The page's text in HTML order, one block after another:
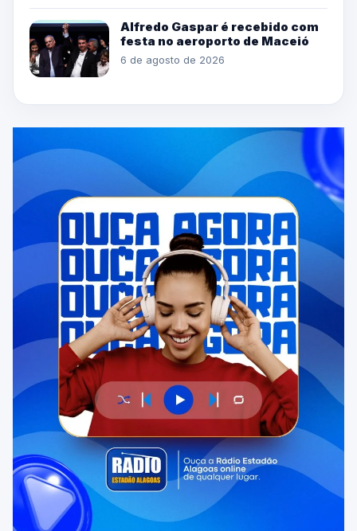
Alfredo Gaspar é recebido com
festa no aeroporto de Maceió
6 de agosto de 2026